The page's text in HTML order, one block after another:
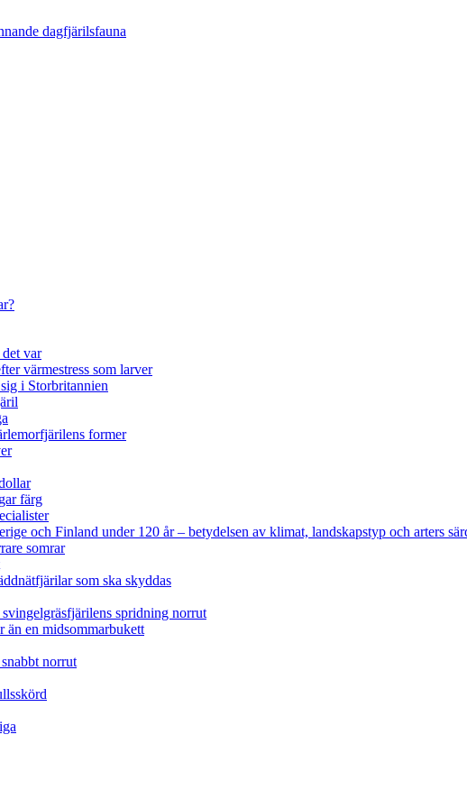
var
värmestress som larver
i Storbritannien
former
färg
och Finland under 120 år– betydelsen av klimat, landskapstyp och arters
somrar
som ska skyddas
spridning norrut
än en midsommarbukett
norrut